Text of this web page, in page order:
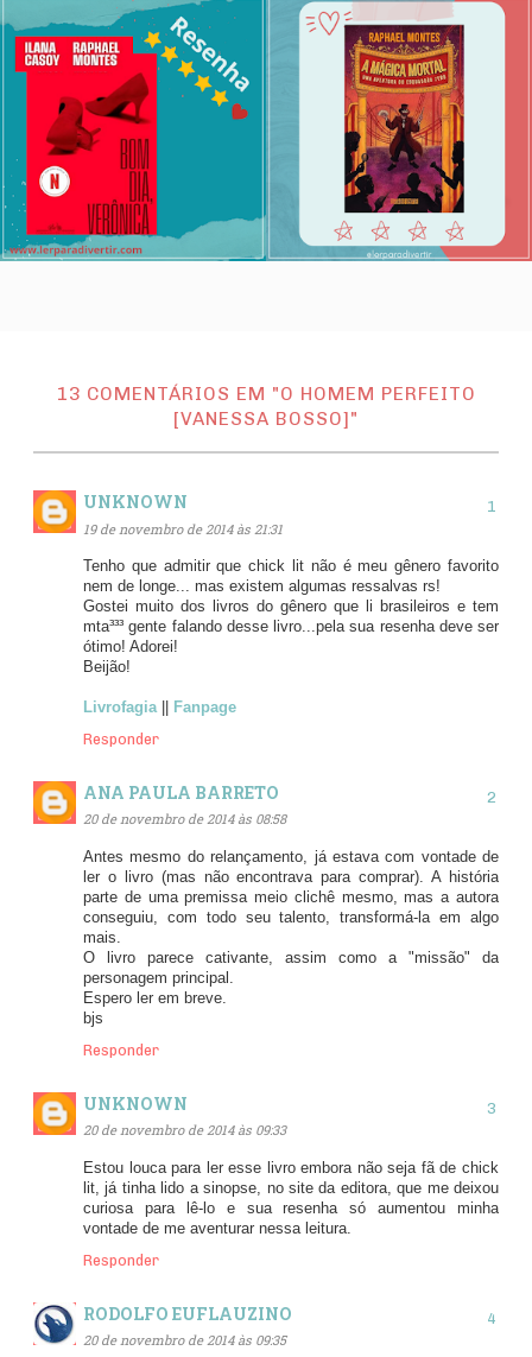
13 COMENTÁRIOS EM "O HOMEM PERFEITO
[VANESSA BOSSO]"
UNKNOWN
19 de novembro de 2014 às 21:31
Tenho que admitir que chick lit não é meu gênero favorito
nem de longe... mas existem algumas ressalvas rs!
Gostei muito dos livros do gênero que li brasileiros e tem
mta³³³ gente falando desse livro...pela sua resenha deve ser
ótimo! Adorei!
Beijão!
Livrofagia Fanpage
Responder
ANA PAULA BARRETO
20 de novembro de 2014 às 08:58
Antes mesmo do relançamento, já estava com vontade de
ler o livro (mas não encontrava para comprar). A história
parte de uma premissa meio clichê mesmo, mas a autora
conseguiu, com todo seu talento, transformá-la em algo
mais.
O livro parece cativante, assim como a "missão" da
personagem principal.
Espero ler em breve.
bjs
Responder
UNKNOWN
20 de novembro de 2014 às 09:33
Estou louca para ler esse livro embora não seja fã de chick
lit, já tinha lido a sinopse, no site da editora, que me deixou
curiosa para lê-lo e sua resenha só aumentou minha
vontade de me aventurar nessa leitura.
Responder
RODOLFO EUFLAUZINO
20 de novembro de 2014 às 09:35